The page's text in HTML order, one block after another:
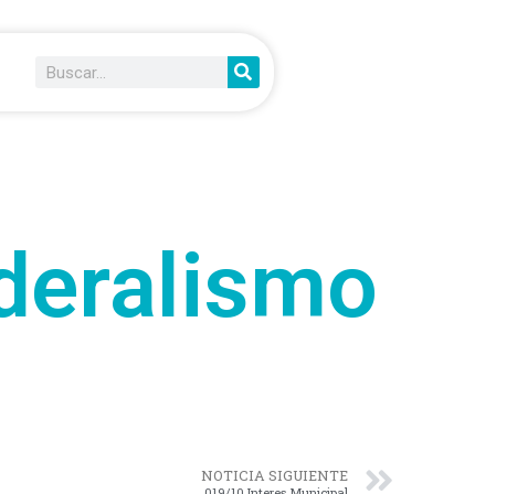
NOTICIA SIGUIENTE